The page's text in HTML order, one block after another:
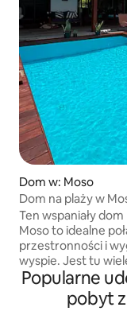
Dom w: Moso
Dom na plaży w
Ten wspaniały
Moso to idealne
przestronności i
wyspie. Jest tu wiele przestrzeni na
relaks i
wewnętrznym
Wyjdź na
Popularne
pobyt